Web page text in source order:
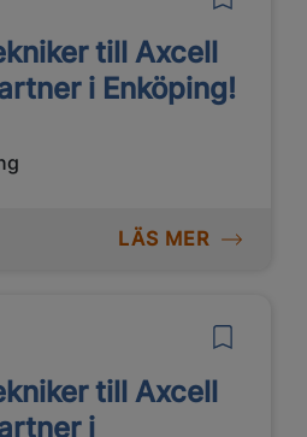
till Axcell
i Enköping!
LÄS MER
till Axcell
i